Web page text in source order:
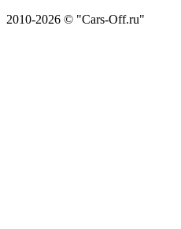
2010-2026 © "Cars-Off.ru"